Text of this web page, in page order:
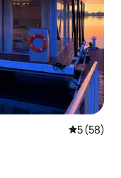
平均评分
5 (58)